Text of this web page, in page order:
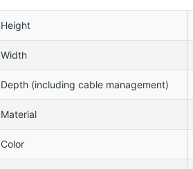
Height
Width
Depth (including cable management)
Material
Color